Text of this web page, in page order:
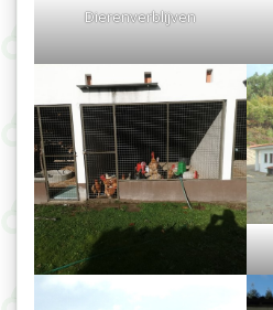
Dierenverblijven